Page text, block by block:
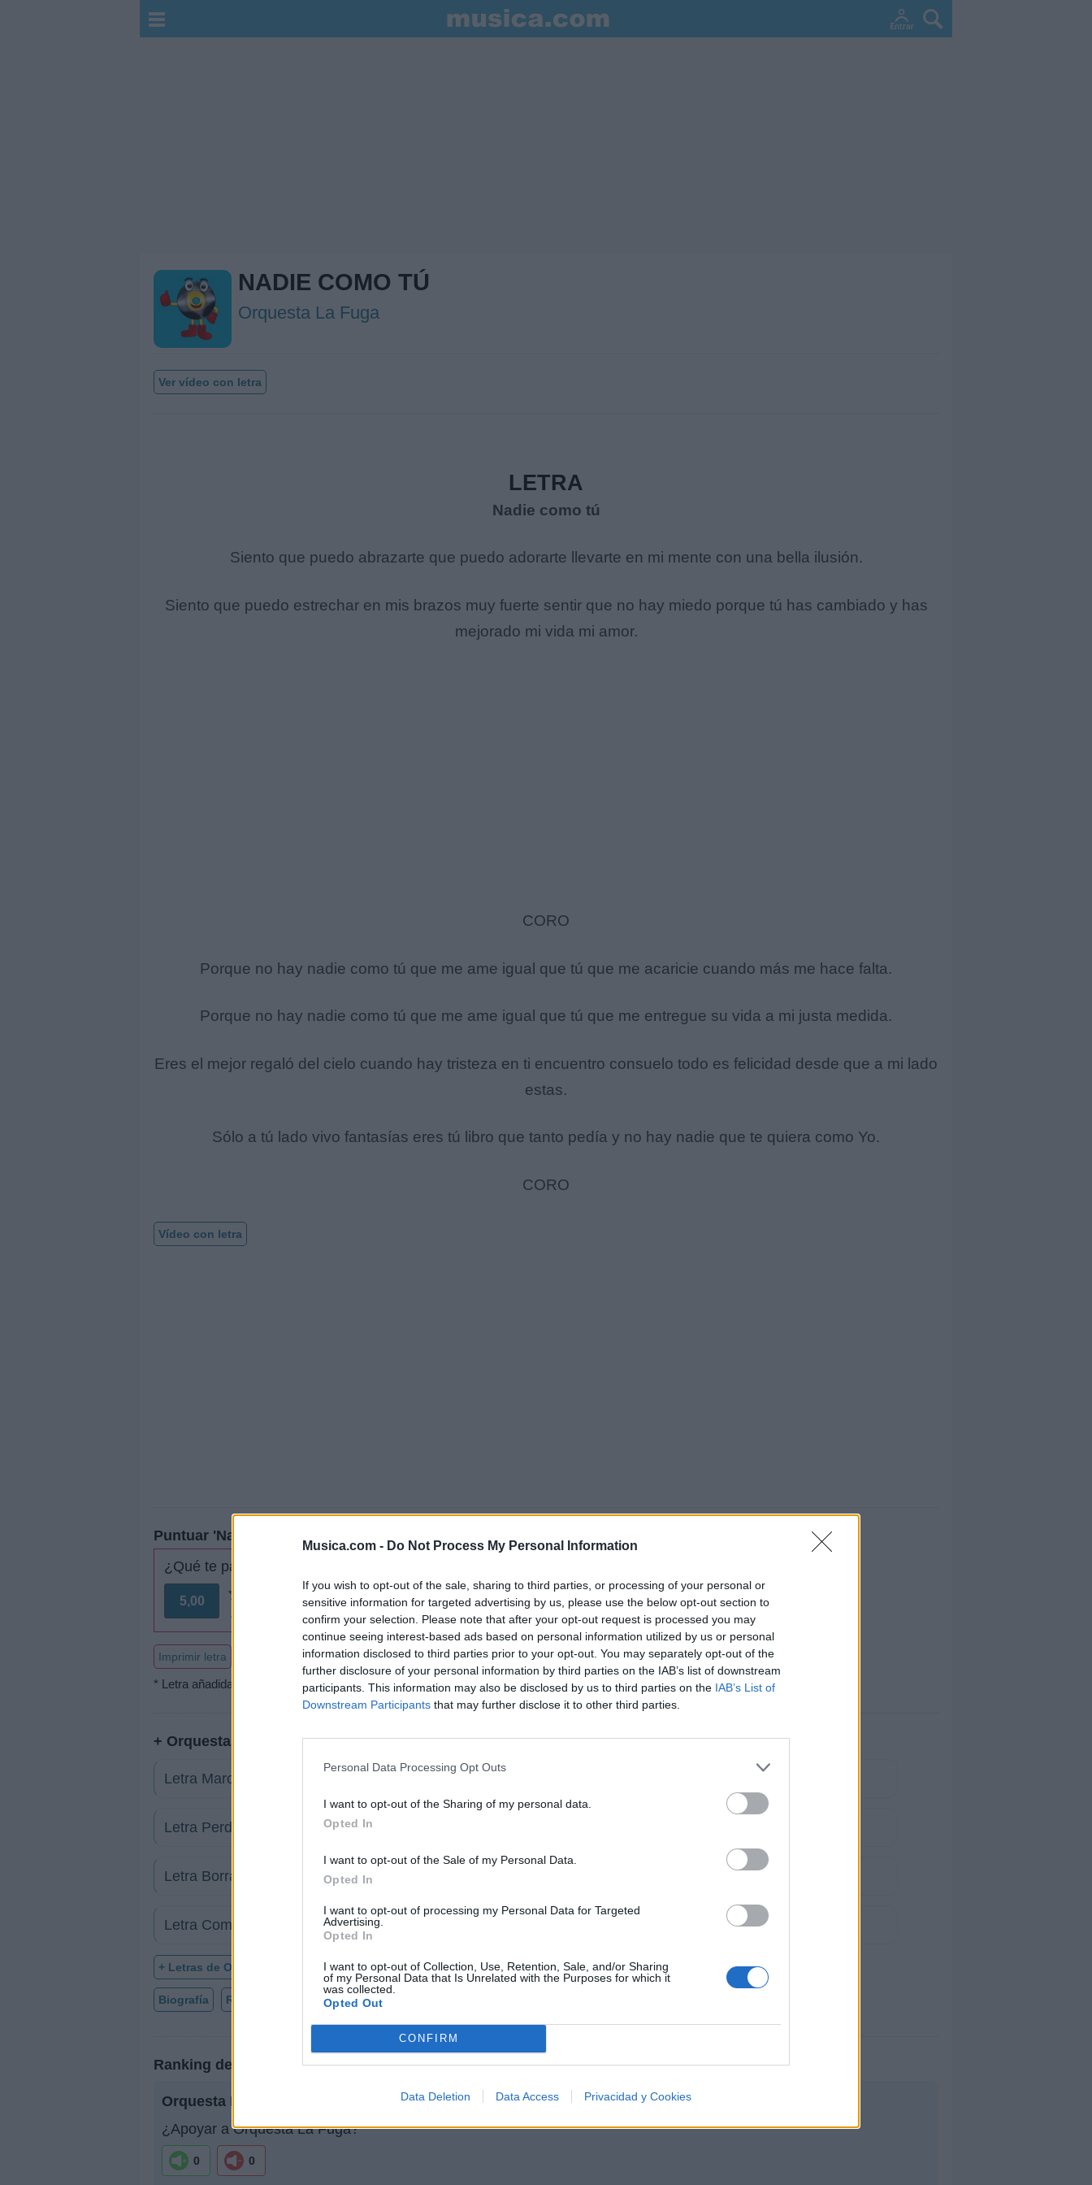
Musica.com - Do Not Process My Personal Information
If you wish to opt-out of the sale, sharing to third parties, or processing of your personal or
sensitive information for targeted advertising by us, please use the below opt-out section to
confirm your selection. Please note that after your opt-out request is processed you may
continue seeing interest-based ads based on personal information utilized by us or personal
information disclosed to third parties prior to your opt-out. You may separately opt-out of the
further disclosure of your personal information by third parties on the IAB’s list of downstream
participants. This information may also be disclosed by us to third parties on the IAB’s List of
Downstream Participants that may further disclose it to other third parties.
Personal Data Processing Opt Outs
I want to opt-out of the Sharing of my personal data.
Opted In
I want to opt-out of the Sale of my Personal Data.
Opted In
I want to opt-out of processing my Personal Data for Targeted
Advertising.
Opted In
I want to opt-out of Collection, Use, Retention, Sale, and/or Sharing
of my Personal Data that Is Unrelated with the Purposes for which it
was collected.
Opted Out
CONFIRM
Data Deletion Data Access Privacidad y Cookies
NADIE COMO TÚ
Orquesta La Fuga
Ver vídeo con letra
LETRA
Nadie como tú
Siento que puedo abrazarte que puedo adorarte llevarte en mi mente con una bella ilusión.
Siento que puedo estrechar en mis brazos muy fuerte sentir que no hay miedo porque tú has cambiado y has
mejorado mi vida mi amor.
CORO
Porque no hay nadie como tú que me ame igual que tú que me acaricie cuando más me hace falta.
Porque no hay nadie como tú que me ame igual que tú que me entregue su vida a mi justa medida.
Eres el mejor regaló del cielo cuando hay tristeza en ti encuentro consuelo todo es felicidad desde que a mi lado
estas.
Sólo a tú lado vivo fantasías eres tú libro que tanto pedía y no hay nadie que te quiera como Yo.
CORO
Vídeo con letra
Puntuar 'Nadie como tú'
¿Qué te parece esta canción?
5,00
Imprimir letra
* Letra añadida por madiancito
+ Orquesta La Fuga
Letra Marchate
Letra Perdi por lento
Letra Borrando Tus Huellas Letra Voy a Hacerme el Fuerte
Letra Como se va la vida
+ Letras de Orquesta La Fuga
Biografía Ranking
Ranking de Orquesta La Fuga
Orquesta La Fuga
no está entre los 500 artistas más apoyados y visitados de esta semana.
¿Apoyar a Orquesta La Fuga?
0 0